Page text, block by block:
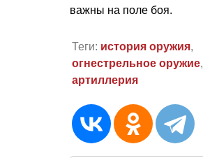
важны на поле боя.
Теги: история оружия,
огнестрельное оружие,
артиллерия